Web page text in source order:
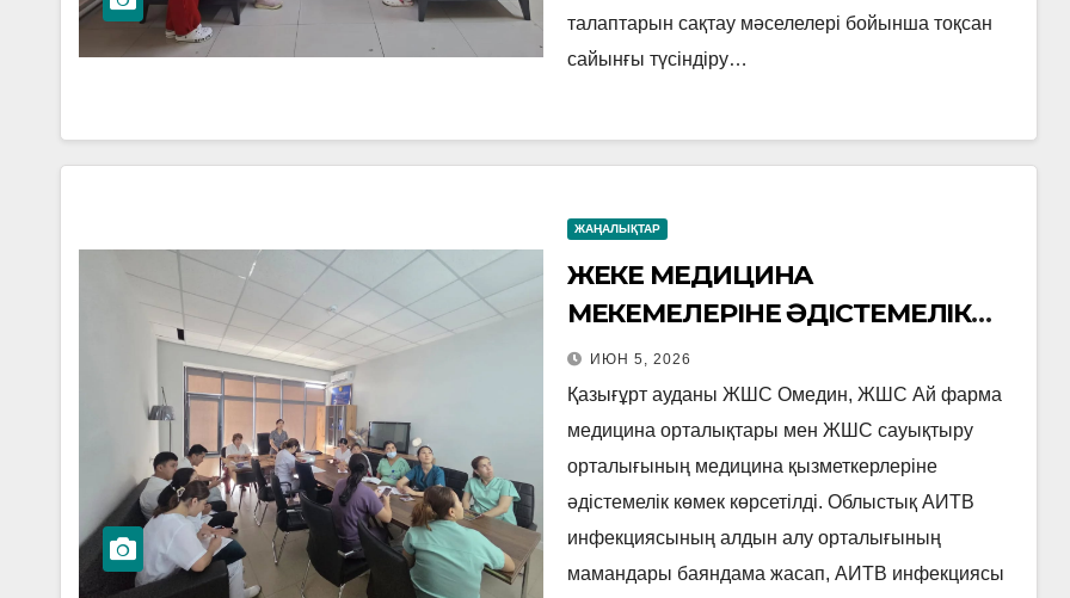
талаптарын сақтау мәселелері бойынша тоқсан
сайынғы түсіндіру…
ЖАҢАЛЫҚТАР
ЖЕКЕ МЕДИЦИНА
МЕКЕМЕЛЕРІНЕ ӘДІСТЕМЕЛІК
СЕМИНАР ӨТТІ
ИЮН 5, 2026
Қазығұрт ауданы ЖШС Омедин, ЖШС Ай фарма
медицина орталықтары мен ЖШС сауықтыру
орталығының медицина қызметкерлеріне
әдістемелік көмек көрсетілді. Облыстық АИТВ
инфекциясының алдын алу орталығының
мамандары баяндама жасап, АИТВ инфекциясы